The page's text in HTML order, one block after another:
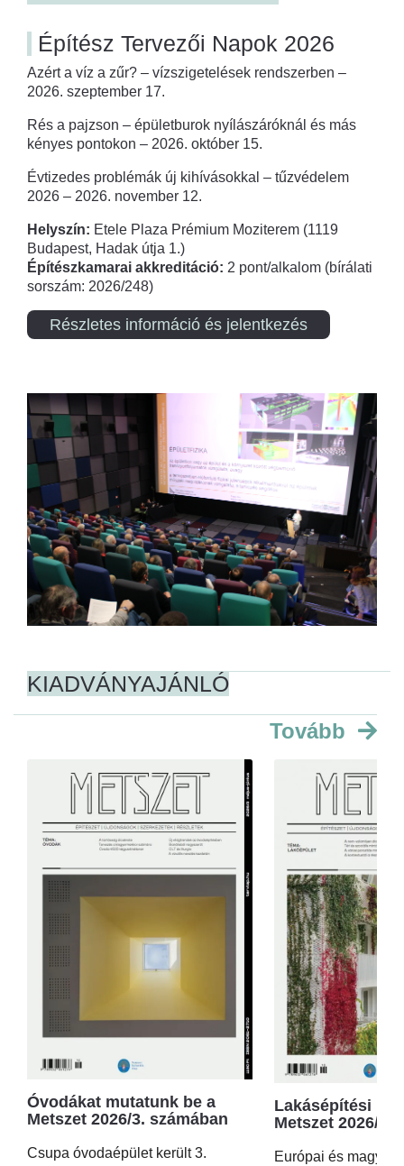
Építész Tervezői Napok 2026
Azért a víz a zűr? – vízszigetelések rendszerben –
2026. szeptember 17.
Rés a pajzson – épületburok nyílászáróknál és más
kényes pontokon – 2026. október 15.
Évtizedes problémák új kihívásokkal – tűzvédelem
2026 – 2026. november 12.
Helyszín: Etele Plaza Prémium Moziterem (1119
Budapest, Hadak útja 1.)
Építészkamarai akkreditáció: 2 pont/alkalom (bírálati
sorszám: 2026/248)
Részletes információ és jelentkezés
KIADVÁNYAJÁNLÓ
Tovább
Óvodákat mutatunk be a
Metszet 2026/3. számában
Csupa óvodaépület került 3.
Lakásépítési
Metszet 2026/2.
Európai és magyar